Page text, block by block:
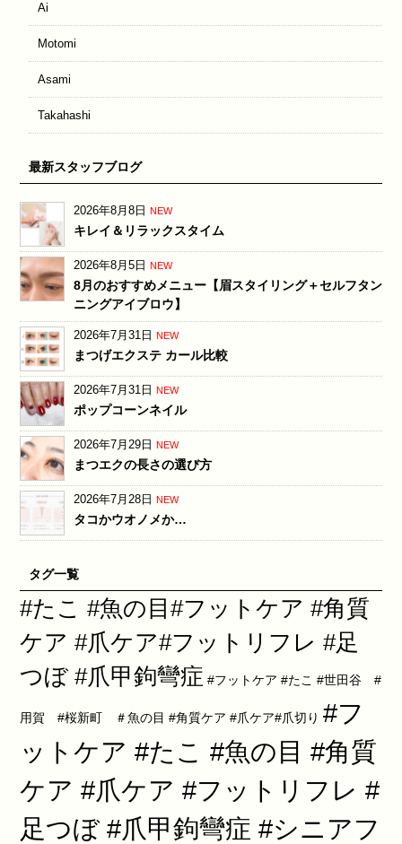
Ai
Motomi
Asami
Takahashi
最新スタッフブログ
2026年8月8日 NEW
キレイ＆リラックスタイム
2026年8月5日 NEW
8月のおすすめメニュー【眉スタイリング＋セルフタン
ニングアイブロウ】
2026年7月31日 NEW
まつげエクステ カール比較
2026年7月31日 NEW
ポップコーンネイル
2026年7月29日 NEW
まつエクの長さの選び方
2026年7月28日 NEW
タコかウオノメか…
タグ一覧
#たこ #魚の目#フットケア #角質
ケア #爪ケア#フットリフレ #足
つぼ #爪甲鉤彎症 #フットケア #たこ #世田谷 #
用賀 #桜新町 ＃魚の目 #角質ケア #爪ケア#爪切り #フ
ットケア #たこ #魚の目 #角質
ケア #爪ケア #フットリフレ #
足つぼ #爪甲鉤彎症 #シニアフ